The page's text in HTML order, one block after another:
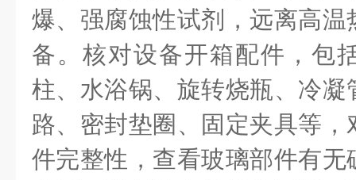
爆、强腐蚀性试剂，远离高
备。核对设备开箱配件，包
柱、水浴锅、旋转烧瓶、冷
路、密封垫圈、固定夹具等
件完整性，查看玻璃部件有